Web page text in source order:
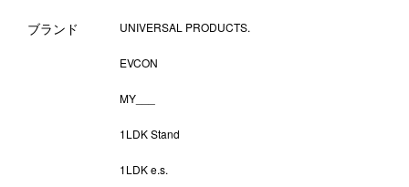
ブランド UNIVERSAL PRODUCTS.
EVCON
MY___
1LDK Stand
1LDK e.s.